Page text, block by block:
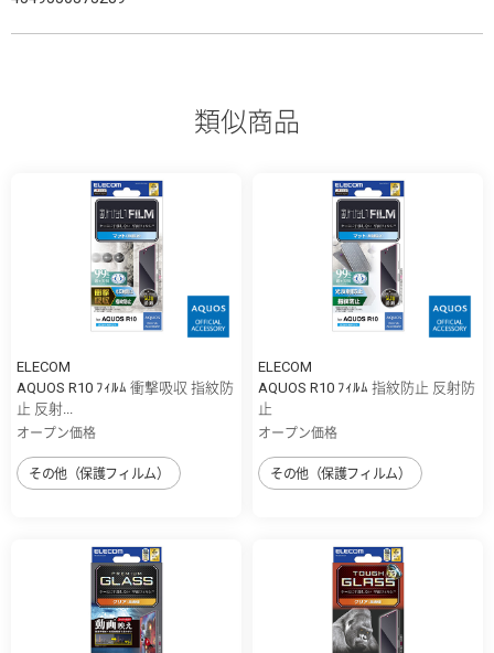
類似商品
ELECOM
AQUOS R10 ﾌｨﾙﾑ 衝撃吸収 指紋防
止 反射...
オープン価格
その他（保護フィルム）
ELECOM
AQUOS R10 ﾌｨﾙﾑ 指紋防止 反射防
止
オープン価格
その他（保護フィルム）